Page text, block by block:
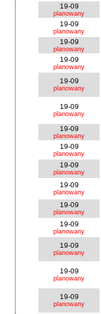
19-09
planowany
19-09
planowany
19-09
planowany
19-09
planowany
19-09
planowany
19-09
planowany
19-09
planowany
19-09
planowany
19-09
planowany
19-09
planowany
19-09
planowany
19-09
planowany
19-09
planowany
19-09
planowany
19-09
planowany